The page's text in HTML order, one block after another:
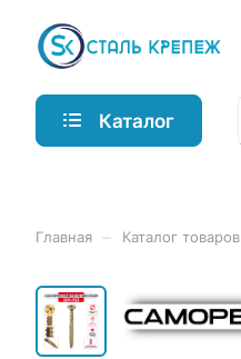
Каталог
Главная Каталог товаров